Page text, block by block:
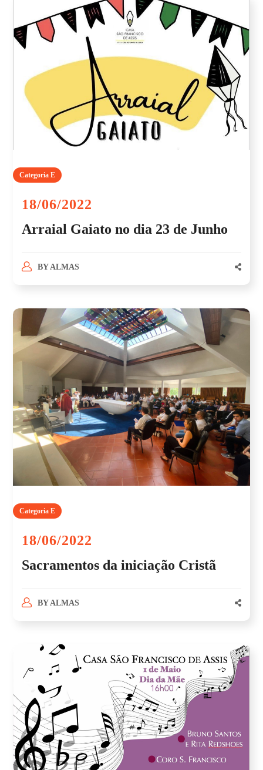
Categoria E
18/06/2022
Arraial Gaiato no dia 23 de Junho
BYALMAS
Categoria E
18/06/2022
Sacramentos da iniciação Cristã
BYALMAS